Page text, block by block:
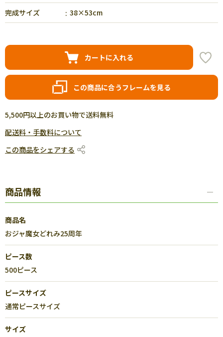
完成サイズ 38×53cm
カートに入れる
この商品に合うフレームを見る
5,500円以上のお買い物で送料無料
配送料・手数料について
この商品をシェアする
商品情報
商品名
おジャ魔女どれみ25周年
ピース数
500ピース
ピースサイズ
通常ピースサイズ
サイズ